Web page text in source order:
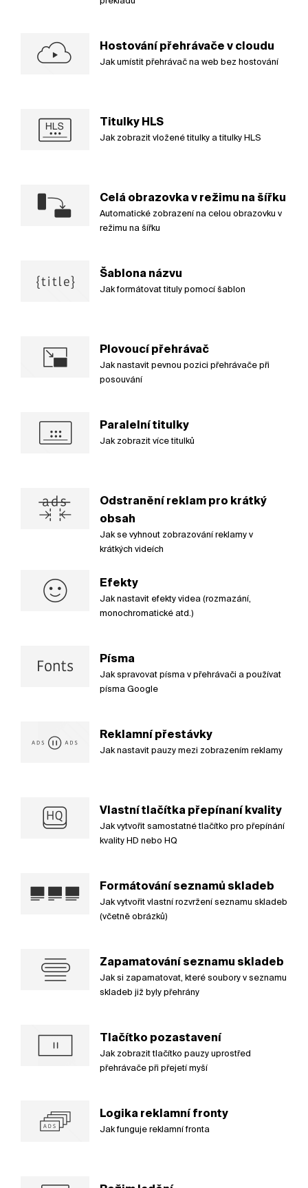
Hostování přehrávače v cloudu
Jak umístit přehrávač na web bez hostování
Titulky HLS
Jak zobrazit vložené titulky a titulky HLS
Celá obrazovka v režimu na šířku
Automatické zobrazení na celou obrazovku v
režimu na šířku
Šablona názvu
Jak formátovat tituly pomocí šablon
Plovoucí přehrávač
Jak nastavit pevnou pozici přehrávače při
posouvání
Paralelní titulky
Jak zobrazit více titulků
Odstranění reklam pro krátký
obsah
Jak se vyhnout zobrazování reklamy v
krátkých videích
Efekty
Jak nastavit efekty videa (rozmazání,
monochromatické atd.)
Písma
Jak spravovat písma v přehrávači a používat
písma Google
Reklamní přestávky
Jak nastavit pauzy mezi zobrazením reklamy
Vlastní tlačítka přepínaní kvality
Jak vytvořit samostatné tlačítko pro přepínání
kvality HD nebo HQ
Formátování seznamů skladeb
Jak vytvořit vlastní rozvržení seznamu skladeb
(včetně obrázků)
Zapamatování seznamu skladeb
Jak si zapamatovat, které soubory v seznamu
skladeb již byly přehrány
Tlačítko pozastavení
Jak zobrazit tlačítko pauzy uprostřed
přehrávače při přejetí myší
Logika reklamní fronty
Jak funguje reklamní fronta